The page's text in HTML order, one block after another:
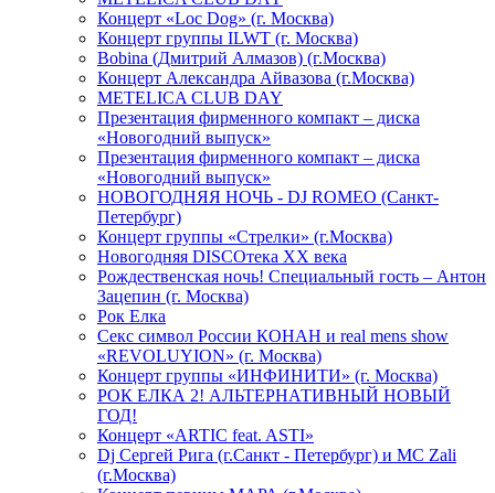
Концерт «Loc Dog» (г. Москва)
Концерт группы ILWT (г. Москва)
Bobina (Дмитрий Алмазов) (г.Москва)
Концерт Александра Айвазова (г.Москва)
METELICA CLUB DAY
Презентация фирменного компакт – диска
«Новогодний выпуск»
Презентация фирменного компакт – диска
«Новогодний выпуск»
НОВОГОДНЯЯ НОЧЬ - DJ ROMEO (Санкт-
Петербург)
Концерт группы «Стрелки» (г.Москва)
Новогодняя DISCOтека ХХ века
Рождественская ночь! Специальный гость – Антон
Зацепин (г. Москва)
Рок Елка
Секс символ России КОНАН и real mens show
«REVOLUYION» (г. Москва)
Концерт группы «ИНФИНИТИ» (г. Москва)
РОК ЕЛКА 2! АЛЬТЕРНАТИВНЫЙ НОВЫЙ
ГОД!
Концерт «ARTIC feat. ASTI»
Dj Сергей Рига (г.Санкт - Петербург) и MC Zali
(г.Москва)